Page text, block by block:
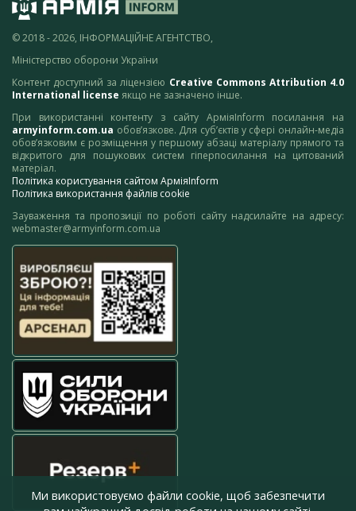
© 2018 - 2026, ІНФОРМАЦІЙНЕ АГЕНТСТВО,
Міністерство оборони України
Контент доступний за ліцензією Creative Commons Attribution 4.0
International license якщо не зазначено інше.
При використанні контенту з сайту АрміяInform посилання на
armyinform.com.ua обов’язкове. Для суб’єктів у сфері онлайн-медіа
обов’язковим є розміщення у першому абзаці матеріалу прямого та
відкритого для пошукових систем гіперпосилання на цитований
матеріал.
Політика користування сайтом АрміяInform
Політика використання файлів cookie
Зауваження та пропозиції по роботі сайту надсилайте на адресу:
webmaster@armyinform.com.ua
Ми використовуємо файли cookie, щоб забезпечити